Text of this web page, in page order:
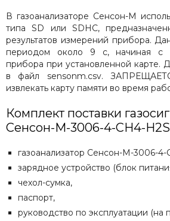
В газоанализаторе Сенсон-М
типа SD или SDHC,
результатов измерений прибора.
периодом около 9 с, начиная с
прибора при установленной карте.
в файл sensonm.csv.
извлекать карту памяти во время
Комплект поставки
Сенсон-М-3006-4-CH4-
газоанализатор Сенсон-М-3006-4-
зарядное устройство (блок
чехол-сумка,
паспорт,
руководство по эксплуатации (на